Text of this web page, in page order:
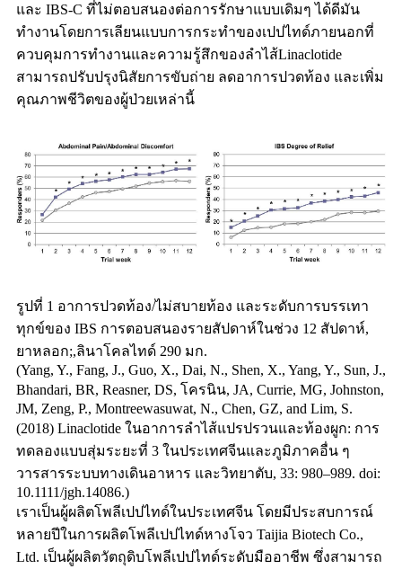
และ IBS-C ที่ไม่ตอบสนองต่อการรักษาแบบเดิมๆ ได้ดีมัน
ทำงานโดยการเลียนแบบการกระทำของเปปไทด์ภายนอกที่
ควบคุมการทำงานและความรู้สึกของลำไส้Linaclotide
สามารถปรับปรุงนิสัยการขับถ่าย ลดอาการปวดท้อง และเพิ่ม
คุณภาพชีวิตของผู้ป่วยเหล่านี้
รูปที่ 1 อาการปวดท้อง/ไม่สบายท้อง และระดับการบรรเทา
ทุกข์ของ IBS การตอบสนองรายสัปดาห์ในช่วง 12 สัปดาห์,
ยาหลอก;,ลินาโคลไทด์ 290 มก.
(Yang, Y., Fang, J., Guo, X., Dai, N., Shen, X., Yang, Y., Sun, J.,
Bhandari, BR, Reasner, DS, โครนิน, JA, Currie, MG, Johnston,
JM, Zeng, P., Montreewasuwat, N., Chen, GZ, and Lim, S.
(2018) Linaclotide ในอาการลำไส้แปรปรวนและท้องผูก: การ
ทดลองแบบสุ่มระยะที่ 3 ในประเทศจีนและภูมิภาคอื่น ๆ
วารสารระบบทางเดินอาหาร และวิทยาตับ, 33: 980–989. doi:
10.1111/jgh.14086.)
เราเป็นผู้ผลิตโพลีเปปไทด์ในประเทศจีน โดยมีประสบการณ์
หลายปีในการผลิตโพลีเปปไทด์หางโจว Taijia Biotech Co.,
Ltd. เป็นผู้ผลิตวัตถุดิบโพลีเปปไทด์ระดับมืออาชีพ ซึ่งสามารถ